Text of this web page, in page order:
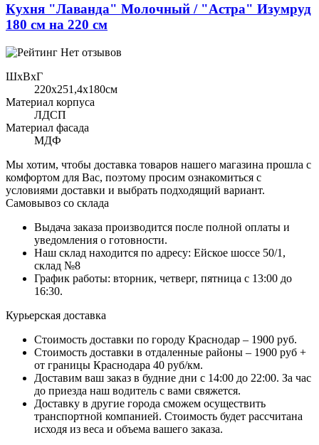
Кухня "Лаванда" Молочный / "Астра" Изумруд
180 см на 220 см
Нет отзывов
ШхВхГ
220x251,4х180см
Материал корпуса
ЛДСП
Материал фасада
МДФ
Мы хотим, чтобы доставка товаров нашего магазина прошла с
комфортом для Вас, поэтому просим ознакомиться с
условиями доставки и выбрать подходящий вариант.
Самовывоз со склада
Выдача заказа производится после полной оплаты и
уведомления о готовности.
Наш склад находится по адресу: Ейское шоссе 50/1,
склад №8
График работы: вторник, четверг, пятница с 13:00 до
16:30.
Курьерская доставка
Стоимость доставки по городу Краснодар – 1900 руб.
Стоимость доставки в отдаленные районы – 1900 руб +
от границы Краснодара 40 руб/км.
Доставим ваш заказ в будние дни с 14:00 до 22:00. За час
до приезда наш водитель с вами свяжется.
Доставку в другие города сможем осуществить
транспортной компанией. Стоимость будет рассчитана
исходя из веса и объема вашего заказа.